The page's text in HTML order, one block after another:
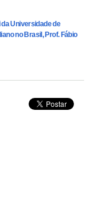
Universidade de
no Brasil, Prof. Fábio